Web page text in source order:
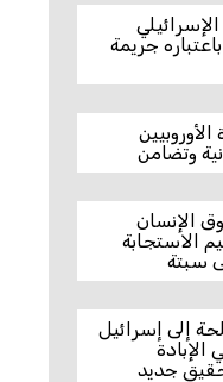
جريمة
وتضامن
الإنسان
الاستجابة
سبتة
إلى إسرائيل
جديد